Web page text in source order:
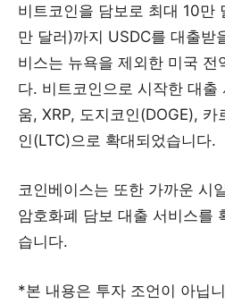
비트코인을 담보로 최대 10만
만 달러)까지 USDC를 대출받
비스는 뉴욕을 제외한 미국 전
다. 비트코인으로 시작한 대출
움, XRP, 도지코인(DOGE),
인(LTC)으로 확대되었습니다.
코인베이스는 또한 가까운 시
암호화폐 담보 대출 서비스를
습니다.
*본 내용은 투자 조언이 아닙